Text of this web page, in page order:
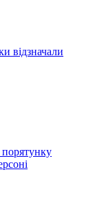
відзначали
порятунку